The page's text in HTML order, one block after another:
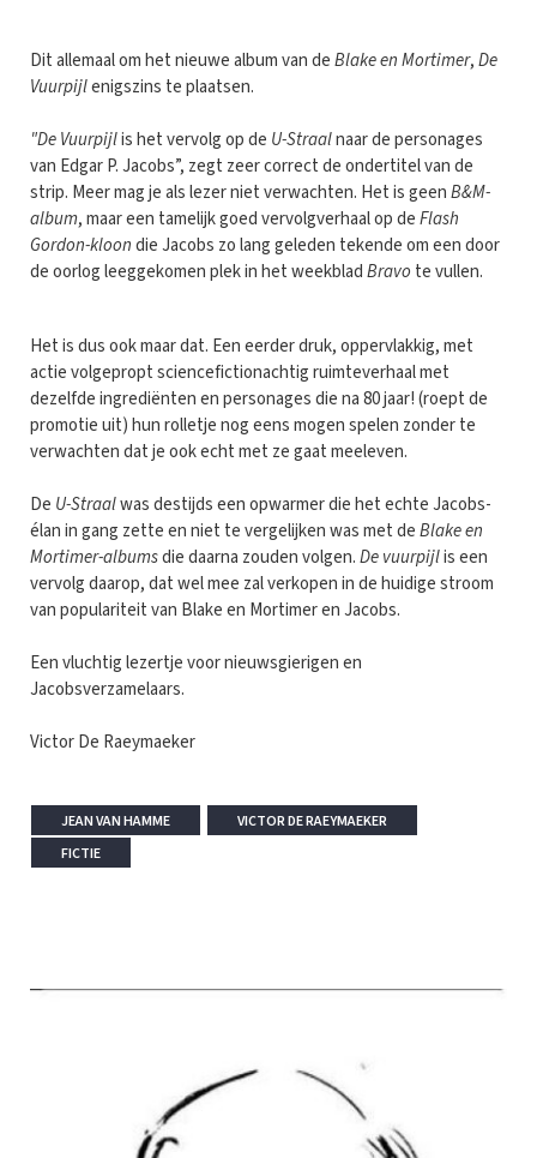
Dit allemaal om het nieuwe album van deBlake en Mortimer,De
Vuurpijlenigszins te plaatsen.
"De Vuurpijlis het vervolg op de U-Straalnaar de personages
van Edgar P. Jacobs”, zegt zeer correct de ondertitel van de
strip. Meer mag je als lezer niet verwachten. Het is geenB&M-
album, maar een tamelijk goed vervolgverhaal op deFlash
Gordon-kloondie Jacobs zo lang geleden tekende om een door
de oorlog leeggekomen plek in het weekbladBravo te vullen.
Het is dus ook maar dat. Een eerder druk, oppervlakkig, met
actie volgepropt sciencefictionachtig ruimteverhaal met
dezelfde ingrediënten en personages die na 80 jaar! (roept de
promotie uit) hun rolletje nog eens mogen spelen zonder te
verwachten dat je ook echt met ze gaat meeleven.
De U-Straalwas destijds een opwarmer die het echte Jacobs-
élan in gang zette en niet te vergelijken was met deBlake en
Mortimer-albumsdie daarna zouden volgen.De vuurpijlis een
vervolg daarop, dat wel mee zal verkopen in de huidige stroom
van populariteit van Blake en Mortimer en Jacobs.
Een vluchtig lezertje voor nieuwsgierigen en
Jacobsverzamelaars.
Victor De Raeymaeker
JEAN VAN HAMME
VICTOR DE RAEYMAEKER
FICTIE